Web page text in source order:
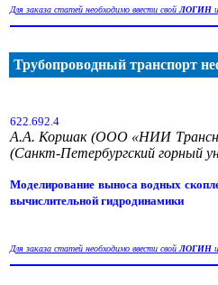
Для заказа статей необходимо ввести свойЛОГИН и
Трубопроводный транспорт
622.692.4
А.А. Коршак (ООО «НИИ
(Санкт-Петербургский горный
Моделирование выноса водных
вычислительной гидродинамики
Для заказа статей необходимо ввести свойЛОГИН и